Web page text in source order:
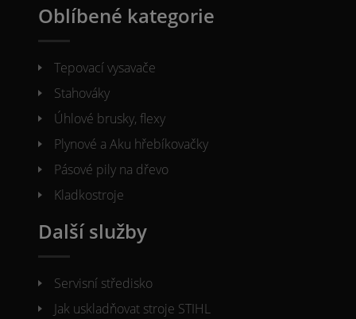
Oblíbené kategorie
Tepovací vysavače
Stahováky
Úhlové brusky, flexy
Plynové a Aku hřebíkovačky
Pásové pily na dřevo
Kladkostroje
Další služby
Servisní středisko
Jak uskladňovat stroje STIHL